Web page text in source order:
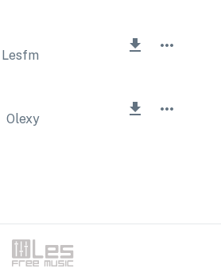
Lesfm
Olexy